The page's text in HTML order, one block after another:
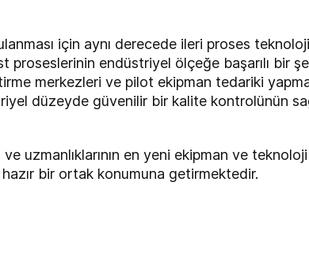
için aynı derecede ileri proses
endüstriyel ölçeğe başarılı bir
merkezleri ve pilot ekipman tedariki
düzeyde güvenilir bir kalite kontrolünün
uzmanlıklarının en yeni ekipman ve teknoloji
bir ortak konumuna getirmektedir.